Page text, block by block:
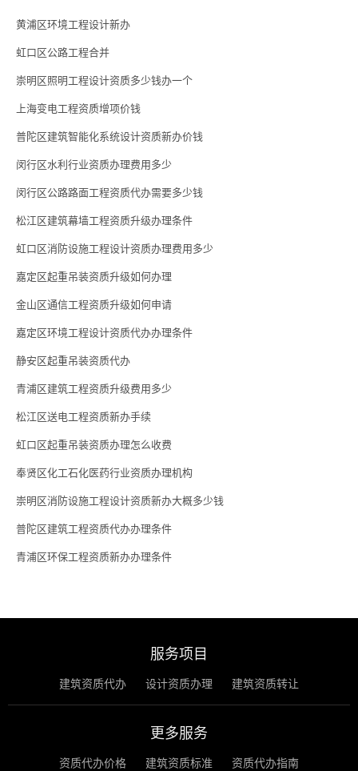
黄浦区环境工程设计新办
虹口区公路工程合并
崇明区照明工程设计资质多少钱办一个
上海变电工程资质增项价钱
普陀区建筑智能化系统设计资质新办价钱
闵行区水利行业资质办理费用多少
闵行区公路路面工程资质代办需要多少钱
松江区建筑幕墙工程资质升级办理条件
虹口区消防设施工程设计资质办理费用多少
嘉定区起重吊装资质升级如何办理
金山区通信工程资质升级如何申请
嘉定区环境工程设计资质代办办理条件
静安区起重吊装资质代办
青浦区建筑工程资质升级费用多少
松江区送电工程资质新办手续
虹口区起重吊装资质办理怎么收费
奉贤区化工石化医药行业资质办理机构
崇明区消防设施工程设计资质新办大概多少钱
普陀区建筑工程资质代办办理条件
青浦区环保工程资质新办办理条件
服务项目
建筑资质代办 设计资质办理 建筑资质转让
更多服务
资质代办价格 建筑资质标准 资质代办指南